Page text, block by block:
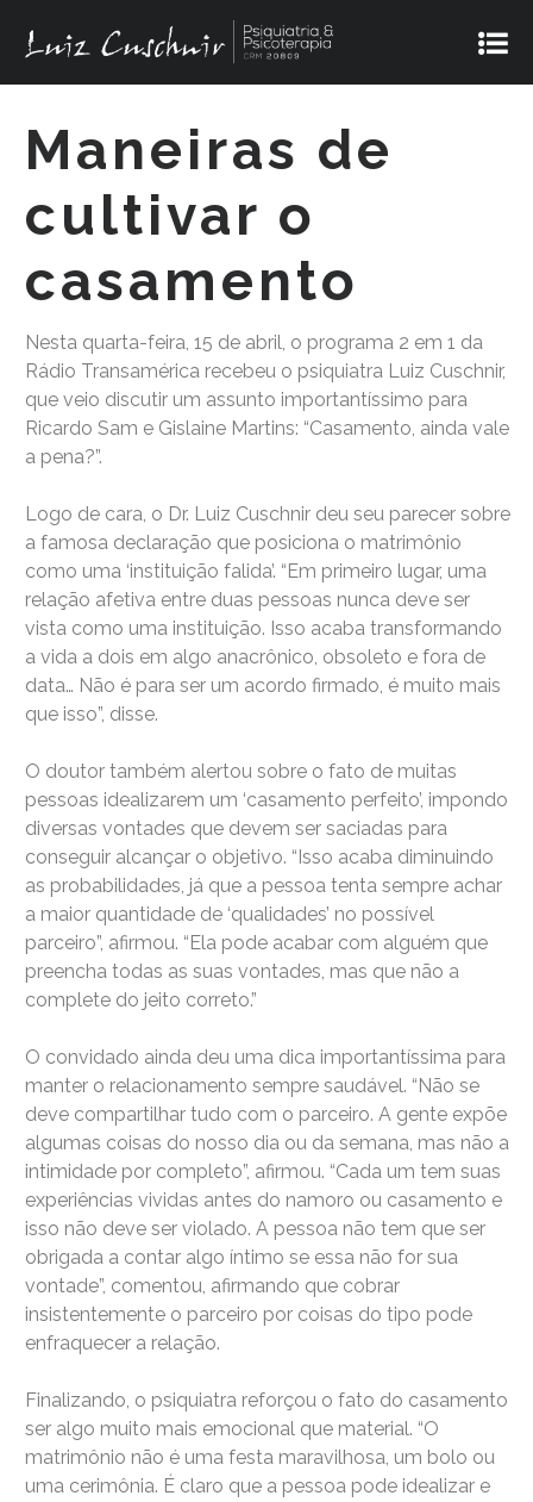
Maneiras de
cultivar o
casamento
Nesta quarta-feira, 15 de abril, o programa 2 em 1 da
Rádio Transamérica recebeu o psiquiatra Luiz Cuschnir,
que veio discutir um assunto importantíssimo para
Ricardo Sam e Gislaine Martins: “Casamento, ainda vale
a pena?”.
Logo de cara, o Dr. Luiz Cuschnir deu seu parecer sobre
a famosa declaração que posiciona o matrimônio
como uma ‘instituição falida’. “Em primeiro lugar, uma
relação afetiva entre duas pessoas nunca deve ser
vista como uma instituição. Isso acaba transformando
a vida a dois em algo anacrônico, obsoleto e fora de
data… Não é para ser um acordo firmado, é muito mais
que isso”, disse.
O doutor também alertou sobre o fato de muitas
pessoas idealizarem um ‘casamento perfeito’, impondo
diversas vontades que devem ser saciadas para
conseguir alcançar o objetivo. “Isso acaba diminuindo
as probabilidades, já que a pessoa tenta sempre achar
a maior quantidade de ‘qualidades’ no possível
parceiro”, afirmou. “Ela pode acabar com alguém que
preencha todas as suas vontades, mas que não a
complete do jeito correto.”
O convidado ainda deu uma dica importantíssima para
manter o relacionamento sempre saudável. “Não se
deve compartilhar tudo com o parceiro. A gente expõe
algumas coisas do nosso dia ou da semana, mas não a
intimidade por completo”, afirmou. “Cada um tem suas
experiências vividas antes do namoro ou casamento e
isso não deve ser violado. A pessoa não tem que ser
obrigada a contar algo íntimo se essa não for sua
vontade”, comentou, afirmando que cobrar
insistentemente o parceiro por coisas do tipo pode
enfraquecer a relação.
Finalizando, o psiquiatra reforçou o fato do casamento
ser algo muito mais emocional que material. “O
matrimônio não é uma festa maravilhosa, um bolo ou
uma cerimônia. É claro que a pessoa pode idealizar e